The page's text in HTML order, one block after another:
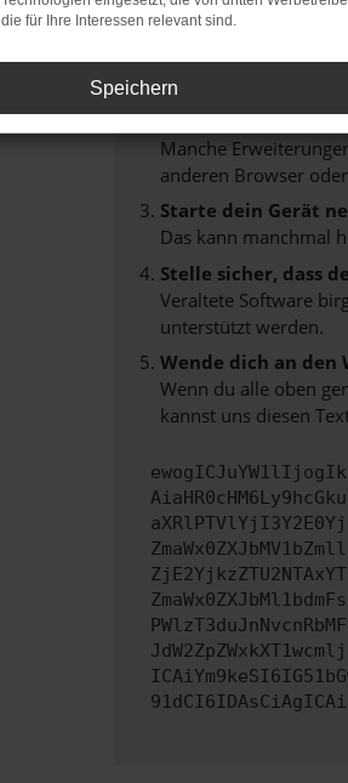
Hier sind ein paar Tipps,
Überprüfe deine
Laden andere
Prüfe deine
Manche
anderen Browser
Starte dein Gerät
Das kann manchmal
Stelle sicher, dass
Veraltete Software
unterstützt werden.
Wende dich an den
Wenn du alle oben
kannst uns diesen
die für Ihre Interessen relevant sind.
Speichern